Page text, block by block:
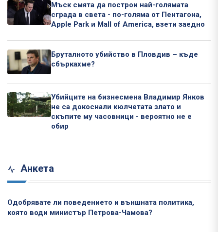
Мъск смята да построи най-голямата
сграда в света - по-голяма от Пентагона,
Apple Park и Mall of America, взети заедно
Бруталното убийство в Пловдив – къде
сбъркахме?
Убийците на бизнесмена Владимир Янков
не са докоснали кюлчетата злато и
скъпите му часовници - вероятно не е
обир
Анкета
Одобрявате ли поведението и външната политика,
която води министър Петрова-Чамова?